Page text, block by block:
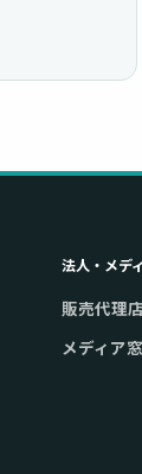
法人・メデ
販売代理
メディア